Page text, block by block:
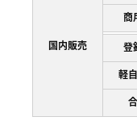
国内販売
商
登
軽